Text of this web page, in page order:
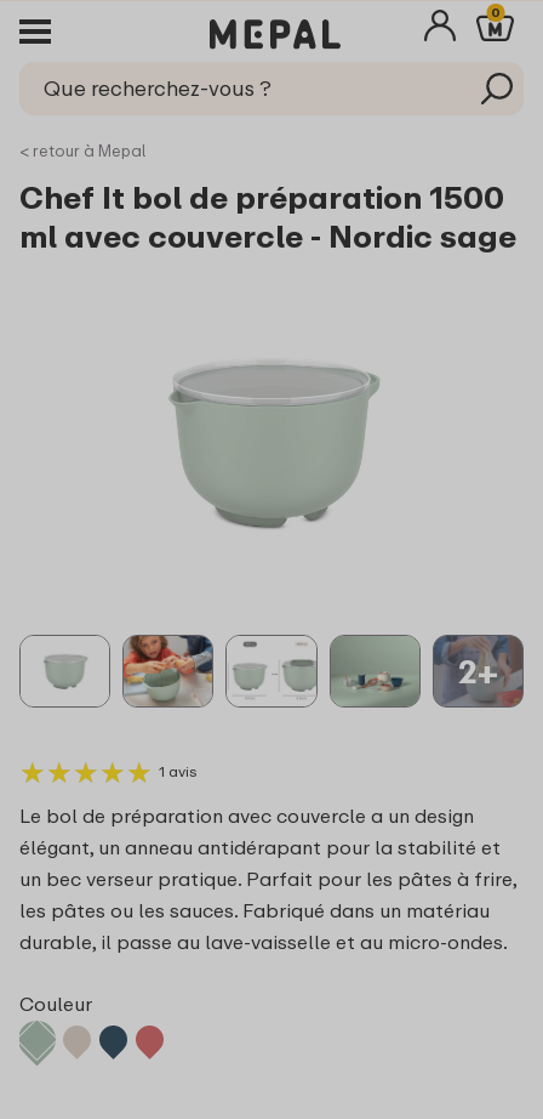
0
< retour à Mepal
Chef It bol de préparation 1500
ml avec couvercle - Nordic sage
2+
★★★★★
★★★★★ 1 avis
Le bol de préparation avec couvercle a un design
élégant, un anneau antidérapant pour la stabilité et
un bec verseur pratique. Parfait pour les pâtes à frire,
les pâtes ou les sauces. Fabriqué dans un matériau
durable, il passe au lave-vaisselle et au micro-ondes.
Couleur